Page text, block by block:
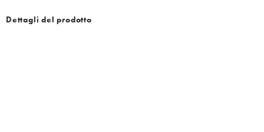
Dettagli del prodotto